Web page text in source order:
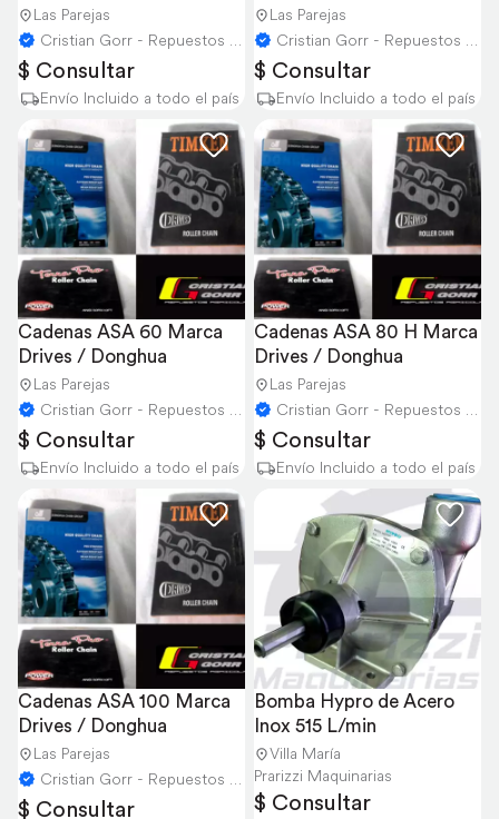
Las Parejas
Cristian Gorr - Repuestos Agricolas
$ Consultar
Envío Incluido a todo el país
Las Parejas
Cristian Gorr - Repuestos Agricolas
$ Consultar
Envío Incluido a todo el país
Cadenas ASA 60 Marca
Drives / Donghua
Las Parejas
Cristian Gorr - Repuestos Agricolas
$ Consultar
Envío Incluido a todo el país
Cadenas ASA 80 H Marca
Drives / Donghua
Las Parejas
Cristian Gorr - Repuestos Agricolas
$ Consultar
Envío Incluido a todo el país
Cadenas ASA 100 Marca
Drives / Donghua
Las Parejas
Cristian Gorr - Repuestos Agricolas
$ Consultar
Bomba Hypro de Acero
Inox 515 L/min
Villa María
Prarizzi Maquinarias
$ Consultar